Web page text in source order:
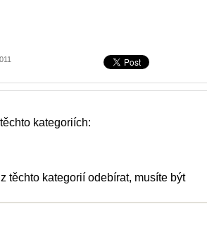
kategoriích:
těchto kategorií odebírat, musíte být